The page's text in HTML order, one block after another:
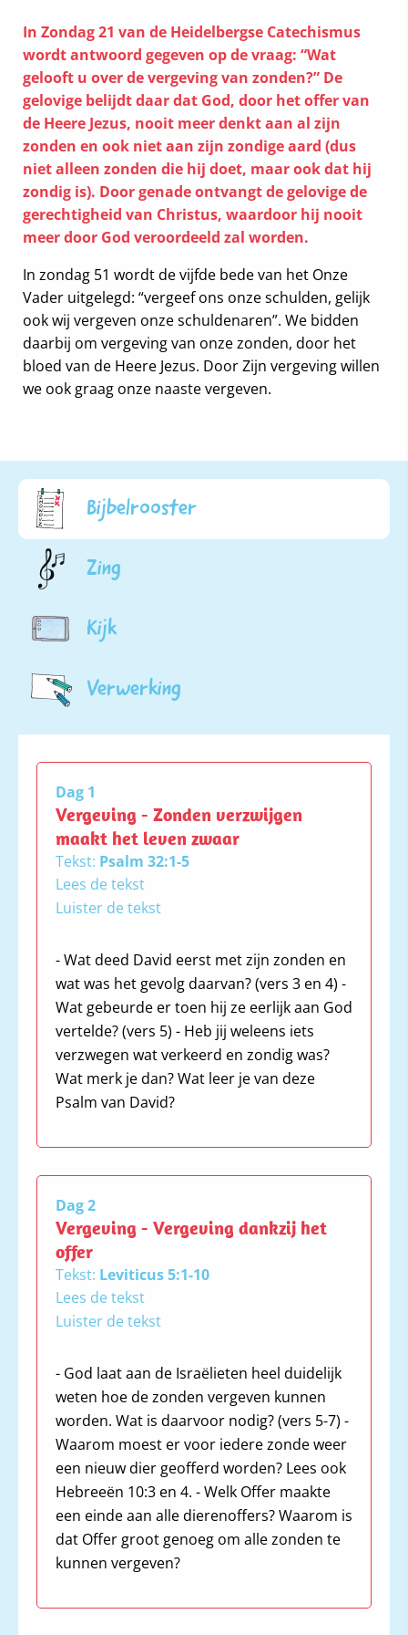
In Zondag 21 van de Heidelbergse Catechismus
wordt antwoord gegeven op de vraag: “Wat
gelooft u over de vergeving van zonden?” De
gelovige belijdt daar dat God, door het offer van
de Heere Jezus, nooit meer denkt aan al zijn
zonden en ook niet aan zijn zondige aard (dus
niet alleen zonden die hij doet, maar ook dat hij
zondig is). Door genade ontvangt de gelovige de
gerechtigheid van Christus, waardoor hij nooit
meer door God veroordeeld zal worden.
In zondag 51 wordt de vijfde bede van het Onze
Vader uitgelegd: “vergeef ons onze schulden, gelijk
ook wij vergeven onze schuldenaren”. We bidden
daarbij om vergeving van onze zonden, door het
bloed van de Heere Jezus. Door Zijn vergeving willen
we ook graag onze naaste vergeven.
Bijbelrooster
Zing
Kijk
Verwerking
Dag 1
Vergeving - Zonden verzwijgen
maakt het leven zwaar
Tekst: Psalm 32:1-5
Lees de tekst
Luister de tekst
1 Een onderwijzing van David.
Welzalig is hij van wie de overtreding
vergeven, van wie de zonde bedekt is.
2 Welzalig de mens wie de HEERE de
ongerechtigheid niet toerekent, en in
wiens geest geen bedrog is. 3 Toen ik
zweeg, teerden mijn beenderen weg,
dag. 4 Want dag en nacht drukte Uw
hand zwaar op mij, mijn levensvocht
veranderde in een zomerse droogte.
Sela 5 Mijn zonde maakte ik U
bekend, mijn ongerechtigheid
bedekte ik niet. Ik zei: Ik zal mijn
overtredingen belijden voor de
HEERE. En Ú vergaf mijn
ongerechtigheid, mijn zonde. Sela
- Wat deed David eerst met zijn zonden en
wat was het gevolg daarvan? (vers 3 en 4) -
Wat gebeurde er toen hij ze eerlijk aan God
vertelde? (vers 5) - Heb jij weleens iets
verzwegen wat verkeerd en zondig was?
Wat merk je dan? Wat leer je van deze
Psalm van David?
Dag 2
Vergeving - Vergeving dankzij het
offer
Tekst: Leviticus 5:1-10
Lees de tekst
Luister de tekst
1 Als een persoon zondigt doordat hij
een uitgesproken vervloeking hoort
en hij dus getuige is, of dat hij het
gezien heeft of het te weten gekomen
is, als hij het niet vertelt, dan draagt
hij zijn ongerechtigheid. 2 Of als een
persoon ook maar iets onreins
aanraakt – het kadaver van een
onrein wild dier, of het kadaver van
van een onrein kruipend dier – ook al
- God laat aan de Israëlieten heel duidelijk
weten hoe de zonden vergeven kunnen
worden. Wat is daarvoor nodig? (vers 5-7) -
Waarom moest er voor iedere zonde weer
een nieuw dier geofferd worden? Lees ook
Hebreeën 10:3 en 4. - Welk Offer maakte
een einde aan alle dierenoffers? Waarom is
dat Offer groot genoeg om alle zonden te
kunnen vergeven?